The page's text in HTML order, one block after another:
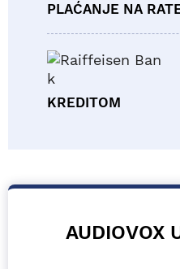
PLAĆANJE NA
KREDITOM
AUDIOVOX